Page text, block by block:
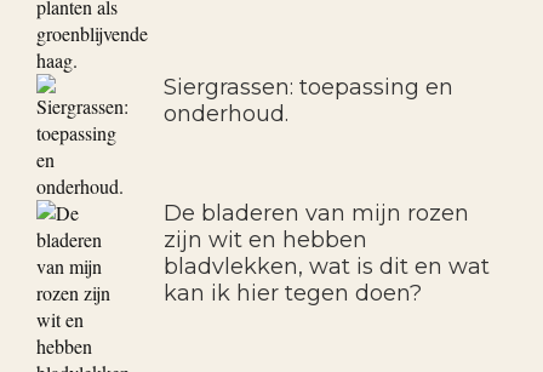
Prunus lusitanica of Portugese
laurier planten als
Siergrassen: toepassing en